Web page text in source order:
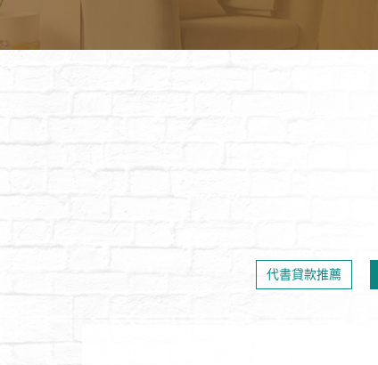
代書貸款推薦